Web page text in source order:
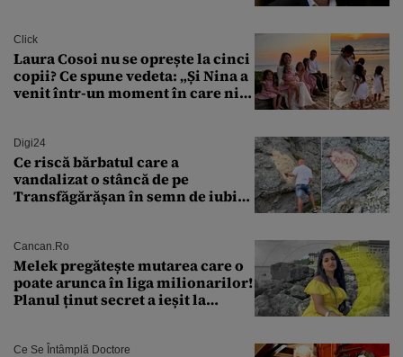
Click
Laura Cosoi nu se oprește la cinci
copii? Ce spune vedeta: „Și Nina a
venit într-un moment în care nici
Digi24
Ce riscă bărbatul care a
vandalizat o stâncă de pe
Transfăgărășan în semn de iubire
Cancan.ro
Melek pregătește mutarea care o
poate arunca în liga milionarilor!
Planul ținut secret a ieșit la
Ce Se Întâmplă Doctore